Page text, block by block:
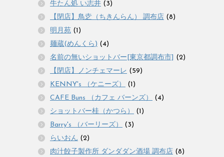
牛たん処 い志井 (3)
【閉店】鳥赱（ちきんらん） 調布店 (8)
明月苑 (1)
麺蔵(めんくら) (4)
名前の無いショットバー[東京都調布市]
(2)
【閉店】ノンチェマーレ (59)
KENNY's （ケニーズ）
(1)
CAFE Buns （カフェ バーンズ）
(4)
ショットバー桂（かつら）
(1)
Barry's （バーリーズ）
(3)
らいおん (2)
肉汁餃子製作所 ダンダダン酒場 調布店 (8)